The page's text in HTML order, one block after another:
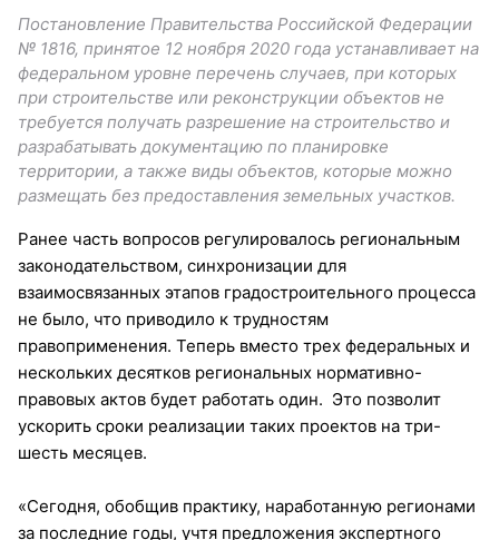
Постановление Правительства Российской Федерации
№ 1816, принятое 12 ноября 2020 года устанавливает на
федеральном уровне перечень случаев, при которых
при строительстве или реконструкции объектов не
требуется получать разрешение на строительство и
разрабатывать документацию по планировке
территории, а также виды объектов, которые можно
размещать без предоставления земельных участков.
Ранее часть вопросов регулировалось региональным
законодательством, синхронизации для
взаимосвязанных этапов градостроительного процесса
не было, что приводило к трудностям
правоприменения. Теперь вместо трех федеральных и
нескольких десятков региональных нормативно-
правовых актов будет работать один. Это позволит
ускорить сроки реализации таких проектов на три-
шесть месяцев.
«Сегодня, обобщив практику, наработанную регионами
за последние годы, учтя предложения экспертного